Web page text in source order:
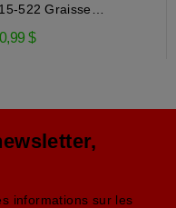
522 Graisse
EP-0 pour...
$
informations sur les